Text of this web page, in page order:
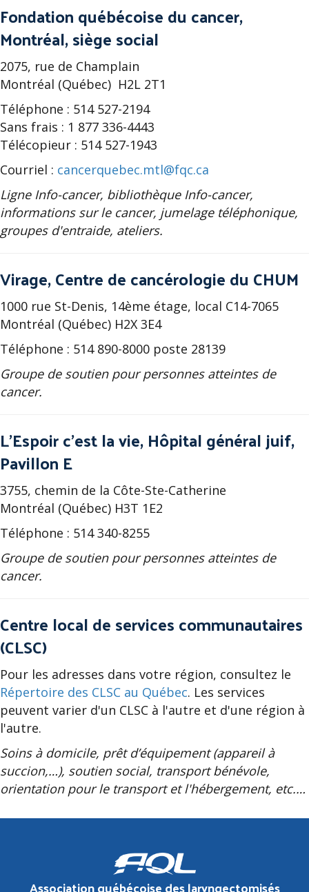
Fondation québécoise du cancer,
Montréal, siège social
2075, rue de Champlain
Montréal (Québec) H2L 2T1
Téléphone : 514 527-2194
Sans frais : 1 877 336-4443
Télécopieur : 514 527-1943
Courriel : cancerquebec.mtl@fqc.ca
Ligne Info-cancer, bibliothèque Info-cancer,
informations sur le cancer, jumelage téléphonique,
groupes d'entraide, ateliers.
Virage, Centre de cancérologie du CHUM
1000 rue St-Denis, 14ème étage, local C14-7065
Montréal (Québec) H2X 3E4
Téléphone : 514 890-8000 poste 28139
Groupe de soutien pour personnes atteintes de
cancer.
L’Espoir c’est la vie, Hôpital général juif,
Pavillon E
3755, chemin de la Côte-Ste-Catherine
Montréal (Québec) H3T 1E2
Téléphone : 514 340-8255
Groupe de soutien pour personnes atteintes de
cancer.
Centre local de services communautaires
(CLSC)
Pour les adresses dans votre région, consultez le
Répertoire des CLSC au Québec. Les services
peuvent varier d'un CLSC à l'autre et d'une région à
l'autre.
Soins à domicile, prêt d’équipement (appareil à
succion,…), soutien social, transport bénévole,
orientation pour le transport et l'hébergement, etc.…
Association québécoise des laryngectomisés